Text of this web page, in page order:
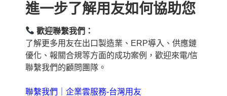
進一步了解用友如何協助您
歡迎聯繫我們：
了解更多用友在出口製造業、ERP導入、供應鏈
優化、報關合規等方面的成功案例，歡迎來電/信
聯繫我們的顧問團隊。
聯繫我們｜企業雲服務-台灣用友